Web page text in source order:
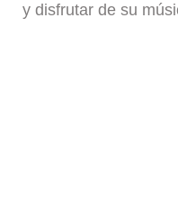
y disfrutar de su